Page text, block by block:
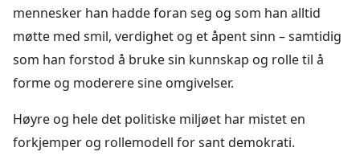
mennesker han hadde foran seg og som han alltid
møtte med smil, verdighet og et åpent sinn – samtidig
som han forstod å bruke sin kunnskap og rolle til å
forme og moderere sine omgivelser.
Høyre og hele det politiske miljøet har mistet en
forkjemper og rollemodell for sant demokrati.